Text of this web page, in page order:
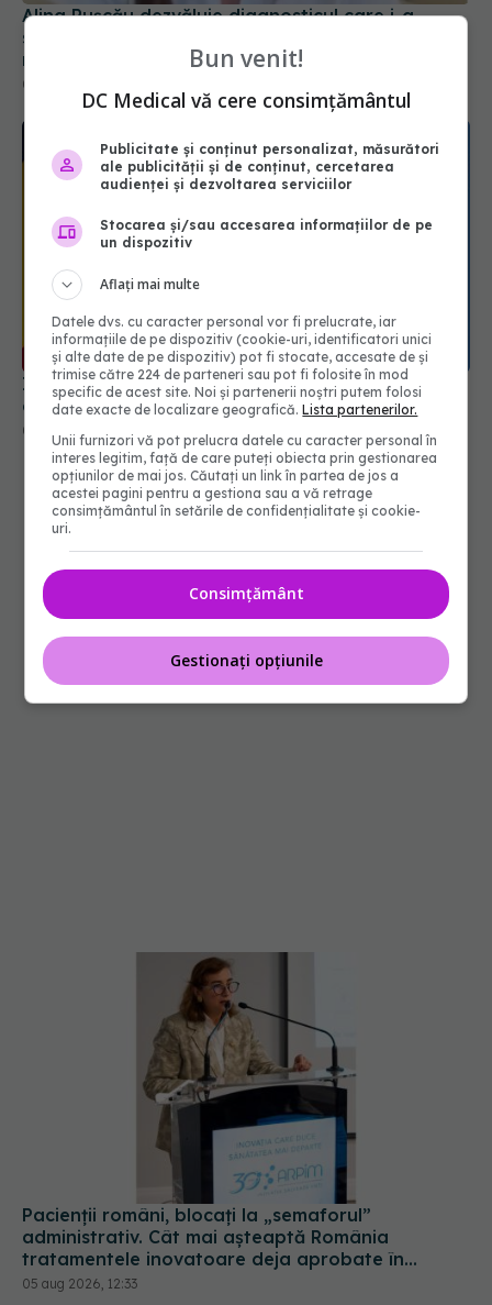
Alina Pușcău dezvăluie diagnosticul care i-a
schimbat viața: Am cancer la sân. Am intrat în
metastază
07 aug 2026, 12:39
Ilie Bolojan, anunț despre spitale în contextul
crizei energetice
06 aug 2026, 15:24
Pacienții români, blocați la „semaforul”
administrativ. Cât mai așteaptă România
tratamentele inovatoare deja aprobate în
Europa
05 aug 2026, 12:33
Bun venit!
DC Medical vă cere consimțământul
Publicitate și conținut personalizat, măsurători
ale publicității și de conținut, cercetarea
audienței și dezvoltarea serviciilor
Stocarea și/sau accesarea informațiilor de pe
un dispozitiv
Aflați mai multe
Datele dvs. cu caracter personal vor fi prelucrate, iar
informațiile de pe dispozitiv (cookie-uri, identificatori unici
și alte date de pe dispozitiv) pot fi stocate, accesate de și
trimise către 224 de parteneri sau pot fi folosite în mod
specific de acest site. Noi și partenerii noștri putem folosi
date exacte de localizare geografică.Lista partenerilor.
Unii furnizori vă pot prelucra datele cu caracter personal în
interes legitim, față de care puteți obiecta prin gestionarea
opțiunilor de mai jos. Căutați un link în partea de jos a
acestei pagini pentru a gestiona sau a vă retrage
consimțământul în setările de confidențialitate și cookie-
uri.
Consimțământ
Gestionați opțiunile